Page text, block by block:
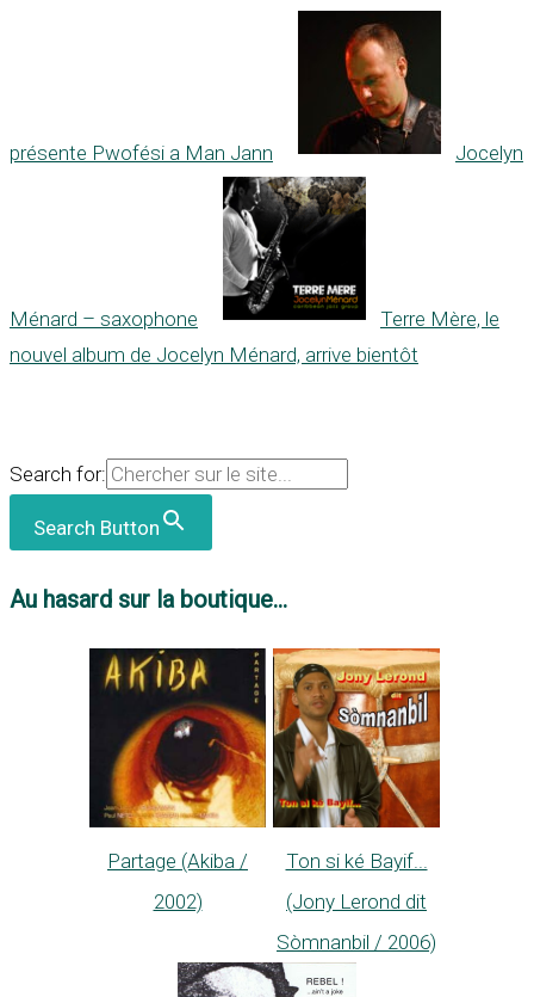
présente Pwofési a Man Jann Jocelyn
Ménard – saxophone
Terre Mère, le
nouvel album de Jocelyn Ménard, arrive bientôt
Search for:
Search Button
Au hasard sur la boutique...
Partage (Akiba /
2002)
Ton si ké Bayif...
(Jony Lerond dit
Sòmnanbil / 2006)